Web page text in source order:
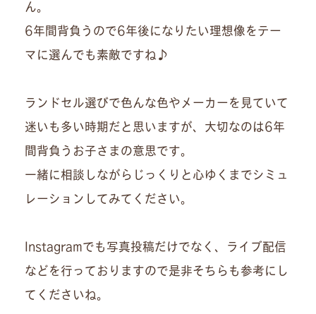
ん。
6年間背負うので6年後になりたい理想像をテー
マに選んでも素敵ですね♪
ランドセル選びで色んな色やメーカーを見ていて
迷いも多い時期だと思いますが、大切なのは6年
間背負うお子さまの意思です。
一緒に相談しながらじっくりと心ゆくまでシミュ
レーションしてみてください。
Instagramでも写真投稿だけでなく、ライブ配信
などを行っておりますので是非そちらも参考にし
てくださいね。